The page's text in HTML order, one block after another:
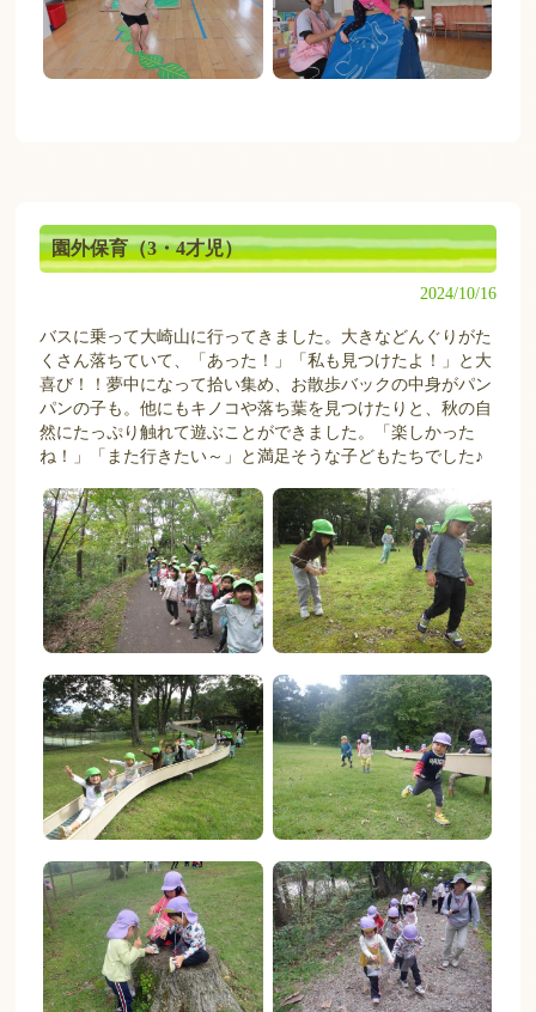
園外保育（3・4才児）
2024/10/16
バスに乗って大崎山に行ってきました。大きなどんぐりがた
くさん落ちていて、「あった！」「私も見つけたよ！」と大
喜び！！夢中になって拾い集め、お散歩バックの中身がパン
パンの子も。他にもキノコや落ち葉を見つけたりと、秋の自
然にたっぷり触れて遊ぶことができました。「楽しかった
ね！」「また行きたい～」と満足そうな子どもたちでした♪